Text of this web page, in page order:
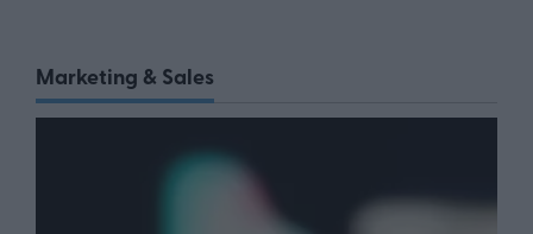
Marketing & Sales